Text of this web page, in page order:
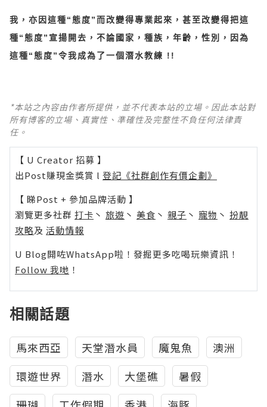
我，亦因這種“態度”而改變得專業起來，甚至改變得把這
種“態度”宣揚開去，不論國家，種族，年齡，性別，因為
這種“態度”令我成為了一個潛水教練 !!
*本站之內容由作者所提供，並不代表本站的立場。因此本站對
所有博客的立場、真實性、準確性及完整性不負任何法律責
任。
【 U Creator 招募 】
出Post賺現金獎賞 l 登記《社群創作有價企劃》
【 睇Post + 參加品牌活動 】
瀏覽更多社群 打卡 丶 旅遊 丶 美食 丶 親子 丶 寵物 丶 扮靚
攻略及 活動情報
U Blog開咗WhatsApp啦！發掘更多吃喝玩樂資訊！
Follow 我哋 ！
相關話題
馬來西亞 天堂潛水員 魔鬼魚
澳洲
環遊世界
潛水 大堡礁
暑假